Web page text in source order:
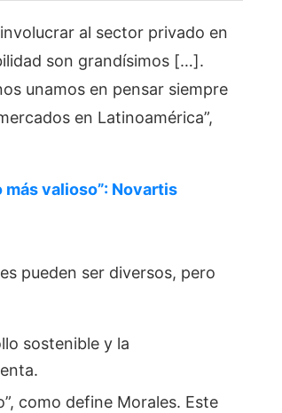
al sector privado en
son grandísimos […].
unamos en pensar siempre
en Latinoamérica”,
valioso”: Novartis
pueden ser diversos, pero
sostenible y la
como define Morales. Este